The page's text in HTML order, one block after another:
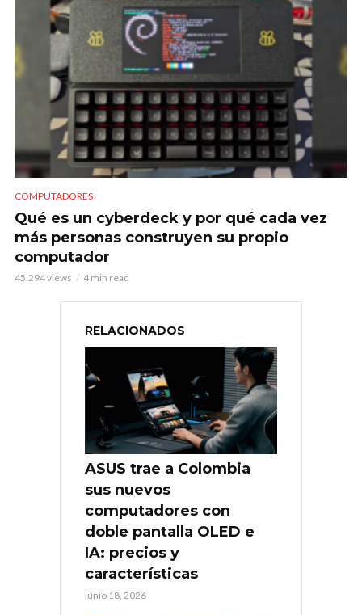
COMPUTADORES
Qué es un cyberdeck y por qué cada vez
más personas construyen su propio
computador
45.294 views 4 min read
RELACIONADOS
ASUS trae a Colombia
sus nuevos
computadores con
doble pantalla OLED e
IA: precios y
características
junio 18, 2026